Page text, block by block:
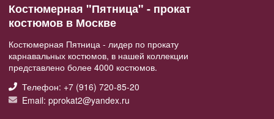
Костюмерная "Пятница" - прокат
костюмов в Москве
Костюмерная Пятница - лидер по прокату
карнавальных костюмов, в нашей коллекции
представлено более 4000 костюмов.
Телефон: +7 (916) 720-85-20
Email: pprokat2@yandex.ru